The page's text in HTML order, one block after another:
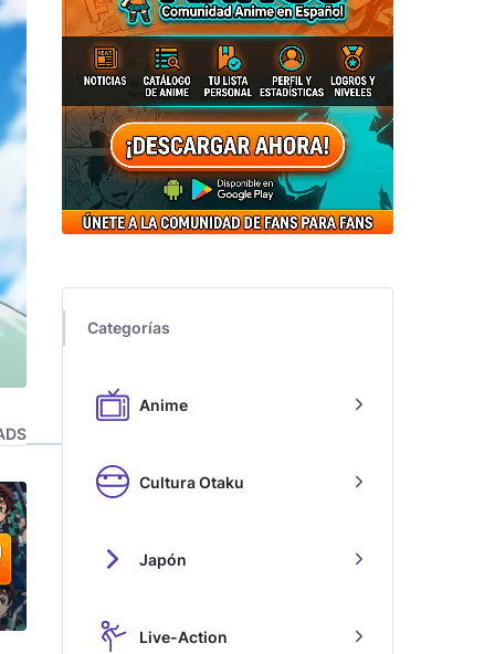
Categorías
Anime
Cultura Otaku
Japón
Live-Action